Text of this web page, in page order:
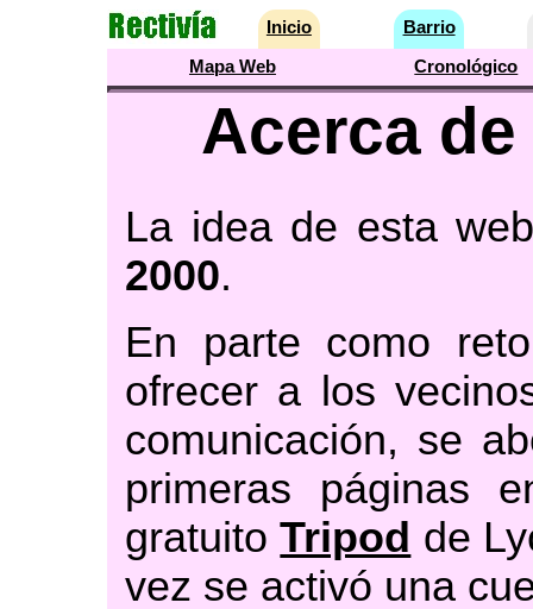
Inicio Barrio
Mapa Web Cronológico
Acerca
La idea de esta
2000.
En parte como
ofrecer a los
comunicación, se
primeras páginas
gratuitoTripod de
vez se activó una